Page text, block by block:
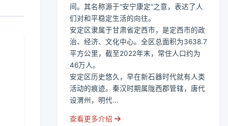
间。其名称源于“安宁康定”之意，表达了人
们对和平稳定生活的向往。
安定区隶属于甘肃省定西市，是定西市的政
治、经济、文化中心。全区总面积为3638.7
平方公里，截至2022年末，常住人口约为
46万人。
安定区历史悠久，早在新石器时代就有人类
活动的痕迹。秦汉时期属陇西郡管辖，唐代
设渭州，明代...
查看更多介绍